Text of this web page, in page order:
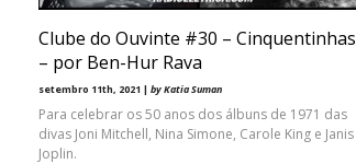
Clube do Ouvinte #30 – Cinquentinhas
– por Ben-Hur Rava
setembro 11th, 2021 | by Katia Suman
Para celebrar os 50 anos dos álbuns de 1971 das
divas Joni Mitchell, Nina Simone, Carole King e Janis
Joplin.